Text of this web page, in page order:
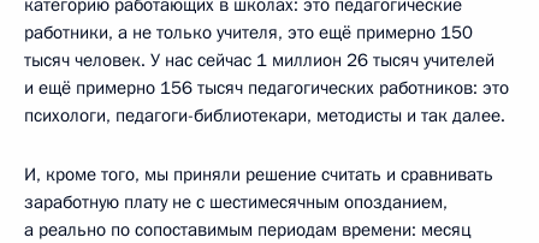
работники, а не только учителя, это ещё примерно 150
тысяч человек. У нас сейчас 1 миллион 26 тысяч учителей
и ещё примерно 156 тысяч педагогических работников: это
психологи, педагоги-библиотекари, методисты и так далее.
И, кроме того, мы приняли решение считать и сравнивать
заработную плату не с шестимесячным опозданием,
а реально по сопоставимым периодам времени: месяц